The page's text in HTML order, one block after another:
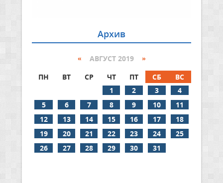
Архив
« АВГУСТ 2019 »
ПН
ВТ СР ЧТ ПТ СБ
ВС
1
2 3
4
5
6 7 8 9 10
11
12
13 14 15 16 17
18
19
20 21 22 23 24
25
26
27 28 29 30 31